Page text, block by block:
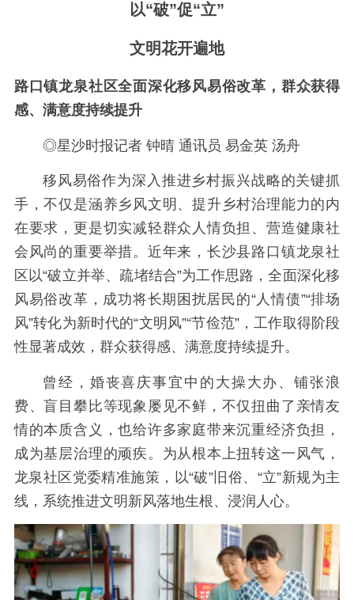
以“破”促“立”
文明花开遍地
路口镇龙泉社区全面深化移风易俗改革，群众获得
感、满意度持续提升
◎星沙时报记者 钟晴 通讯员 易金英 汤舟
移风易俗作为深入推进乡村振兴战略的关键抓
手，不仅是涵养乡风文明、提升乡村治理能力的内
在要求，更是切实减轻群众人情负担、营造健康社
会风尚的重要举措。近年来，长沙县路口镇龙泉社
区以“破立并举、疏堵结合”为工作思路，全面深化移
风易俗改革，成功将长期困扰居民的“人情债”“排场
风”转化为新时代的“文明风”“节俭范”，工作取得阶段
性显著成效，群众获得感、满意度持续提升。
曾经，婚丧喜庆事宜中的大操大办、铺张浪
费、盲目攀比等现象屡见不鲜，不仅扭曲了亲情友
情的本质含义，也给许多家庭带来沉重经济负担，
成为基层治理的顽疾。为从根本上扭转这一风气，
龙泉社区党委精准施策，以“破”旧俗、“立”新规为主
线，系统推进文明新风落地生根、浸润人心。